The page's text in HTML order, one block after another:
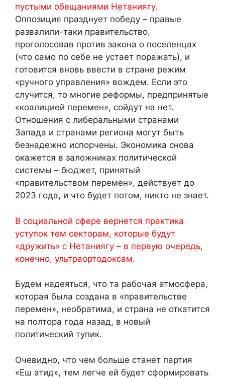
пустыми обещаниями Нетаниягу.
Оппозиция празднует победу – правые
развалили-таки правительство,
проголосовав против закона о поселенцах
(что само по себе не устает поражать), и
готовится вновь ввести в стране режим
«ручного управления» вождем. Если это
случится, то многие реформы, предпринятые
«коалицией перемен», сойдут на нет.
Отношения с либеральными странами
Запада и странами региона могут быть
безнадежно испорчены. Экономика снова
окажется в заложниках политической
системы – бюджет, принятый
«правительством перемен», действует до
2023 года, и что будет потом, никто не знает.
В социальной сфере вернется практика
уступок тем секторам, которые будут
«дружить» с Нетаниягу – в первую очередь,
конечно, ультраортодоксам.
Будем надеяться, что та рабочая атмосфера,
которая была создана в «правительстве
перемен», необратима, и страна не откатится
на полтора года назад, в новый
политический тупик.
Очевидно, что чем больше станет партия
«Еш атид», тем легче ей будет сформировать